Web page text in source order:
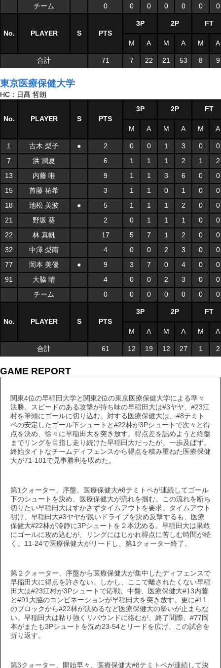
チーム
0 0 0 0 0 0 0
No. PLAYER S PTS
3P 2P FT
M A M A M A
合計 71 7 22 21 53 8 9
東京医療保健大学
HC：日髙 哲朗
No. PLAYER S PTS
3P 2P FT
M A M A M A
1 古木 梨子 ● 2 0 0 1 3 0
0
7
洪 潤夏 6 1 1 1 2 1
2
13
内藤 唯 9 1 1 3 6 0
0
15
首藤 祐希 3 1 1 0 1 0
0
18
池松 美波 ● 5 1 1 1 2 0
0
21
野坂 葵 2 0 1 1 1 0
0
22
林 真帆 17 5 7 1 2 0
0
32
中澤 梨南 4 0 0 2 3 0
0
77
岡本 美優 ● 9 3 7 0 4 0
0
91
大脇 晴 4 0 0 2 3 0
0
チーム
0 0 0 0 0 0 0
No. PLAYER S PTS
3P 2P FT
M A M A M A
合計 61 12 19 12 27 1 2
GAME REPORT
関東4位の早稲田大学と関東2位の東京医療保健大学による準々
決勝。スピードのある攻撃が持ち味の早稲田大は#3ヤヤ、#23江
村を筆頭にゴールに切り込む。対する医療保健大は、#8テミト
ペの安定したゴール下シュートと#22林が3Pシュートで次々と得
点を決め、徐々に早稲田大を突き放す。得点差を詰めようと終盤
までリングを目指し走り続けた早稲田大だったが、一歩及ばず。
終始タイトなチームディフェンスから得点を積み重ねた医療保健
大が71-101で見事勝利を収めた。
第1クォーター、序盤、医療保健大#8テミトペが連続してゴール
下のシュートを決め、医療保健大が流れを掴む。この流れを断ち
切りたい早稲田大はすかさずタイムアウトを要求。タイムアウト
明け、早稲田大#3ヤヤが鋭いドライブを決め反撃するも、医療
保健大#22林が冷静に3Pシュートを２本沈める。早稲田大は果敢
にゴールに攻め込むが、リングにはじかれ得点に苦しむ時間が続
く。11-24で医療保健大がリードし、第1クォーター終了。
第２クォーター、序盤から医療保健大が集中したディフェンスで
早稲田大に得点を許さない。しかし、ここで離されたくない早稲
田大は#23江村が3Pシュートで応戦。中盤、医療保健大#13内藤
と#91大脇のコンビネーションが早稲田大を突き放す。更に#11
のブロックから#22林が決めるなど医療保健大の勢いが止まらな
い。早稲田大は粘り強くリバウンドに絡むが、終了間際、#77岡
本がまたも3Pシュートを沈め23-54とリードを広げ、この試合を
折り返す。
第3クォーター、開始早々、医療保健大#8テミトペが連続して決